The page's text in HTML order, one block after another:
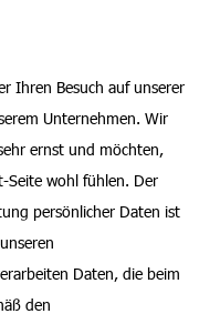
Ihren Besuch auf unserer
Unternehmen. Wir
ernst und möchten,
Seite wohl fühlen. Der
persönlicher Daten ist
Daten, die beim
den